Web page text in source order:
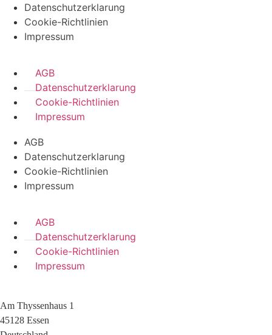
Datenschutzerklarung
Cookie-Richtlinien
Impressum
AGB
Datenschutzerklarung
Cookie-Richtlinien
Impressum
AGB
Datenschutzerklarung
Cookie-Richtlinien
Impressum
AGB
Datenschutzerklarung
Cookie-Richtlinien
Impressum
Am Thyssenhaus 1
45128 Essen